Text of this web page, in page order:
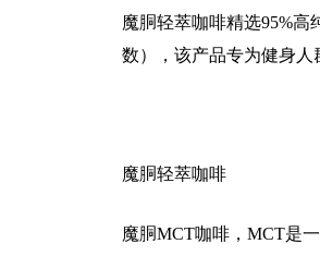
魔胴轻萃咖啡精选95%
数），该产品专为健身人
魔胴轻萃咖啡
魔胴MCT咖啡，MCT是